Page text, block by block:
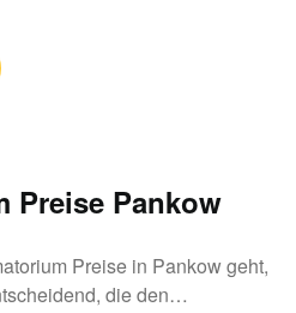
Preise Pankow
Preise in Pankow geht,
die den…